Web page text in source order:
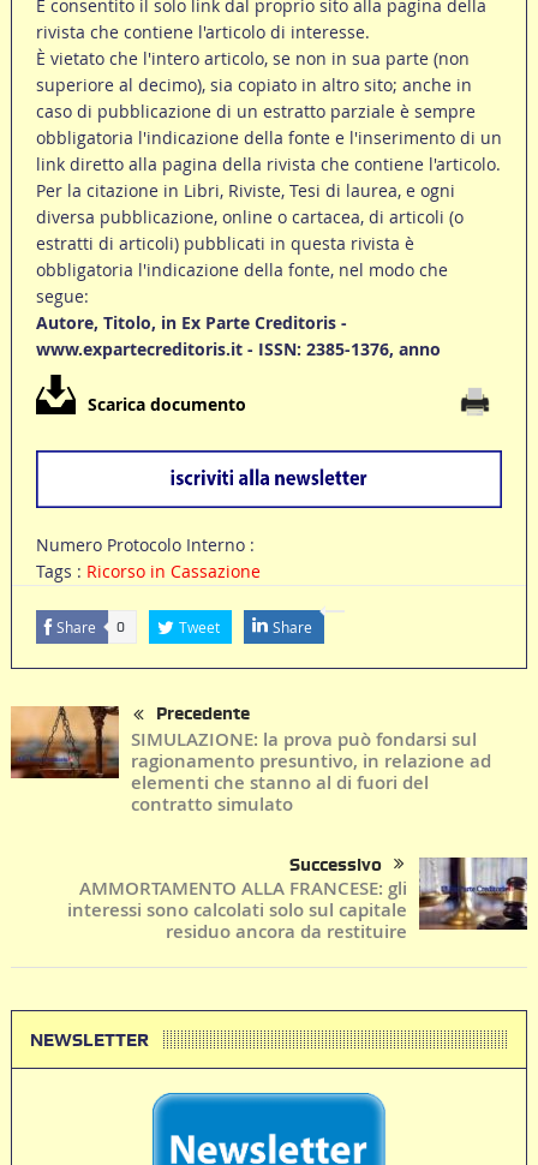
È consentito il solo link dal proprio sito alla pagina della
rivista che contiene l'articolo di interesse.
È vietato che l'intero articolo, se non in sua parte (non
superiore al decimo), sia copiato in altro sito; anche in
caso di pubblicazione di un estratto parziale è sempre
obbligatoria l'indicazione della fonte e l'inserimento di un
link diretto alla pagina della rivista che contiene l'articolo.
Per la citazione in Libri, Riviste, Tesi di laurea, e ogni
diversa pubblicazione, online o cartacea, di articoli (o
estratti di articoli) pubblicati in questa rivista è
obbligatoria l'indicazione della fonte, nel modo che
segue:
Autore, Titolo, in Ex Parte Creditoris -
www.expartecreditoris.it - ISSN: 2385-1376, anno
Scarica documento
Numero Protocolo Interno :
Tags : Ricorso in Cassazione
Share 0 Tweet Share
Precedente
SIMULAZIONE: la prova può fondarsi sul
ragionamento presuntivo, in relazione ad
elementi che stanno al di fuori del
contratto simulato
Successivo
AMMORTAMENTO ALLA FRANCESE: gli
interessi sono calcolati solo sul capitale
residuo ancora da restituire
NEWSLETTER